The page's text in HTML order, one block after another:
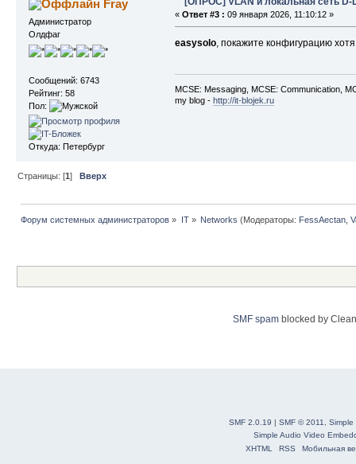
Fray
Администратор
Олдфаг
Сообщений: 6743
Рейтинг: 58
Пол:
Откуда: Петербург
« Ответ #3 : 09 января 2026, 11:10:12 »
easysolo, покажите конфигурацию
MCSE: Messaging, MCSE: Communication,
my blog - http://it-blojek.ru
Страницы: [1] Вверх
Форум системных администраторов » IT» Networks (Модераторы: FessAectan,
SMF spam blocked by
SMF 2.0.19 | SMF © 2011, Simple
Simple Audio Video
XHTML
RSS Мобильная